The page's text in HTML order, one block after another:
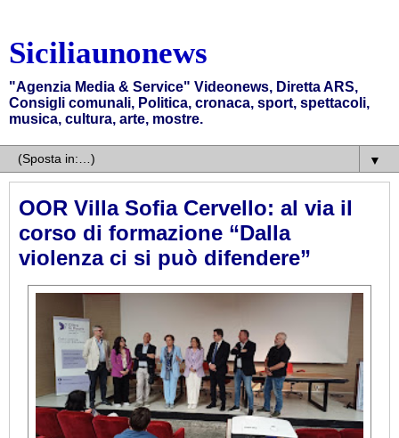
Siciliaunonews
"Agenzia Media & Service" Videonews, Diretta ARS,
Consigli comunali, Politica, cronaca, sport, spettacoli,
musica, cultura, arte, mostre.
▼
OOR Villa Sofia Cervello: al via il
corso di formazione “Dalla
violenza ci si può difendere”